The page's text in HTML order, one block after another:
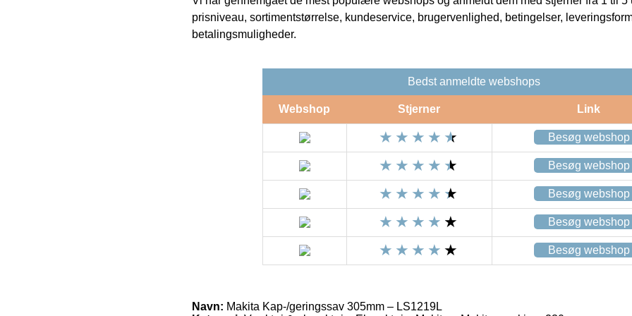
prisniveau, sortimentstørrelse, kundeservice, brugervenlighed, betingelser,
betalingsmuligheder.
Bedst anmeldte webshops
Webshop Stjerner Link
Besøg webshop
Besøg webshop
Besøg webshop
Besøg webshop
Besøg webshop
Navn: Makita Kap-/geringssav 305mm – LS1219L